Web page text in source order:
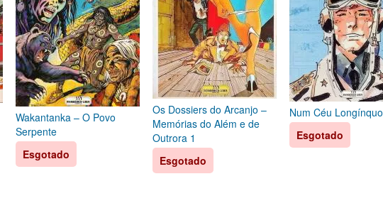
Wakantanka – O Povo
Serpente
Esgotado
Os Dossiers do Arcanjo –
Memórias do Além e de
Outrora 1
Esgotado
Num Céu Longínquo
Esgotado